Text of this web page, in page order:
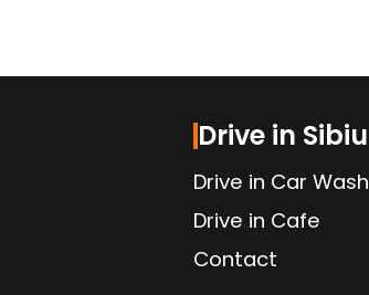
Drive in Sibiu
Drive in Car Wash
Drive in Cafe
Contact